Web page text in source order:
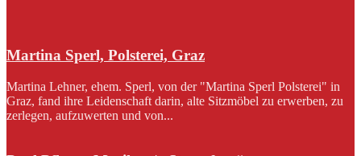
Martina Sperl, Polsterei, Graz
Martina Lehner, ehem. Sperl, von der "Martina Sperl Polsterei" in
Graz, fand ihre Leidenschaft darin, alte Sitzmöbel zu erwerben, zu
zerlegen, aufzuwerten und von...